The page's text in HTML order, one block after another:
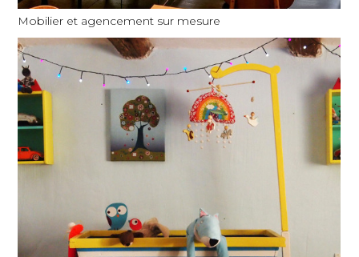
Mobilier et agencement sur mesure